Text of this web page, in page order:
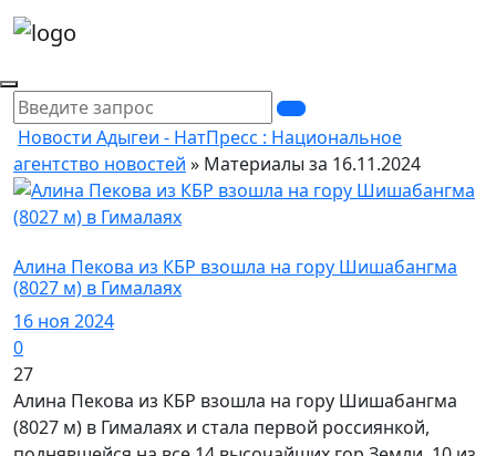
Новости Адыгеи - НатПресс : Национальное
агентство новостей » Материалы за 16.11.2024
Алина Пекова из КБР взошла на гору Шишабангма
(8027 м) в Гималаях
16 ноя 2024
0
27
Алина Пекова из КБР взошла на гору Шишабангма
(8027 м) в Гималаях и стала первой россиянкой,